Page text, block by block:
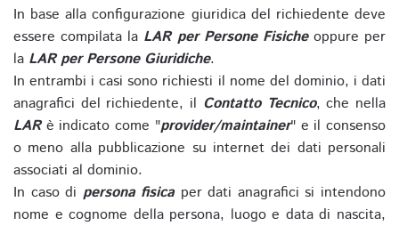
In base alla configurazione giuridica del richiedente deve
essere compilata la LAR per Persone Fisicheoppure per
la LAR per Persone Giuridiche.
In entrambi i casi sono richiesti il nome del dominio, i dati
anagrafici del richiedente, il Contatto Tecnico, che nella
LARè indicato come "provider/maintainer" e il consenso
o meno alla pubblicazione su internet dei dati personali
associati al dominio.
In caso di persona fisicaper dati anagrafici si intendono
nome e cognome della persona, luogo e data di nascita,